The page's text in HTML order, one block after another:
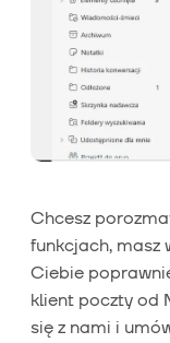
Chcesz
funkcjach, masz
Ciebie
klient poczty od
się z nami i